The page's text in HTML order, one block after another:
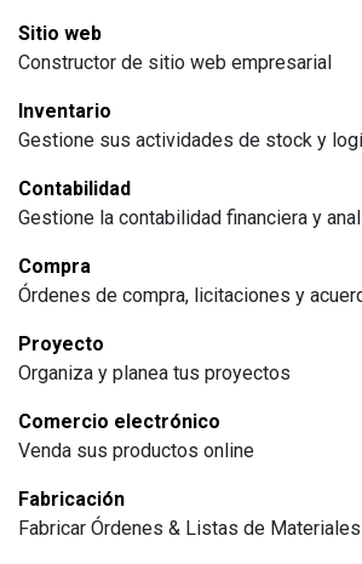
Sitio web
Constructor de sitio web empresarial
Inventario
Gestione sus actividades de stock y
Contabilidad
Gestione la contabilidad financiera y
Compra
Órdenes de compra, licitaciones y
Proyecto
Organiza y planea tus proyectos
Comercio electrónico
Venda sus productos online
Fabricación
Fabricar Órdenes & Listas de Materiales